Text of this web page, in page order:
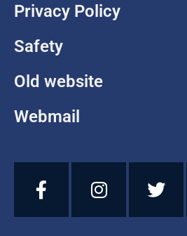
Privacy Policy
Safety
Old website
Webmail